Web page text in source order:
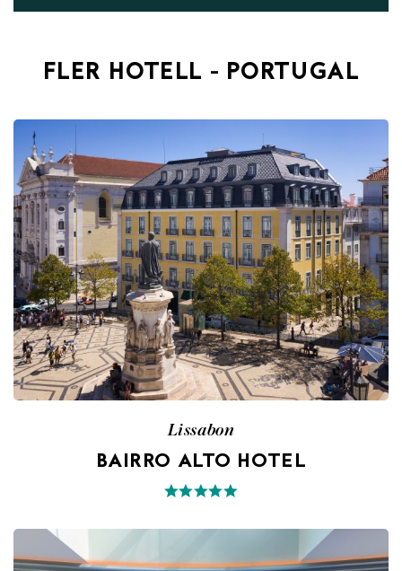
FLER HOTELL - PORTUGAL
Lissabon
BAIRRO ALTO HOTEL